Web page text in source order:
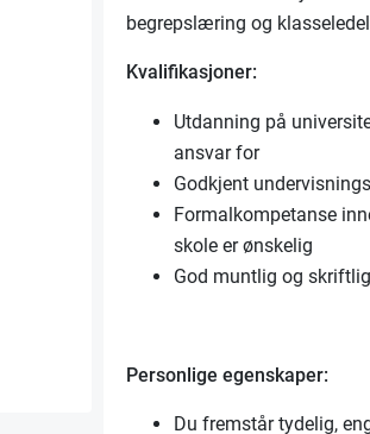
begrepslæring og
Kvalifikasjoner:
Utdanning på
ansvar for
Godkjent
Formalkompetanse
skole er ønskelig
God muntlig og
Personlige egenskaper:
Du fremstår tydelig,